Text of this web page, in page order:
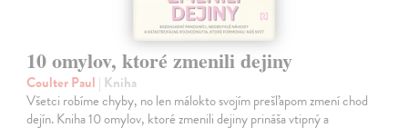
10 omylov, ktoré zmenili dejiny
Coulter Paul | Kniha
Všetci robíme chyby, no len málokto svojím prešľapom zmení chod
dejín. Kniha 10 omylov, ktoré zmenili dejiny prináša vtipný a